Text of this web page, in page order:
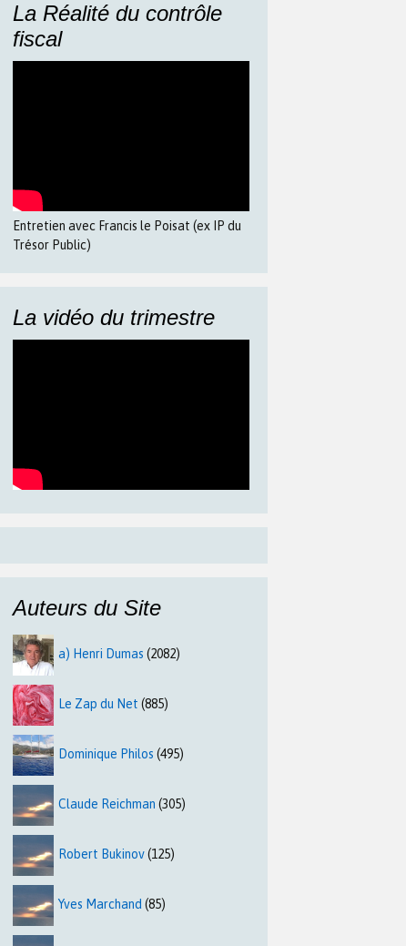
La Réalité du contrôle
fiscal
Entretien avec Francis le Poisat (ex IP du
Trésor Public)
La vidéo du trimestre
Auteurs du Site
a) Henri Dumas (2082)
Le Zap du Net (885)
Dominique Philos (495)
Claude Reichman (305)
Robert Bukinov(125)
Yves Marchand (85)